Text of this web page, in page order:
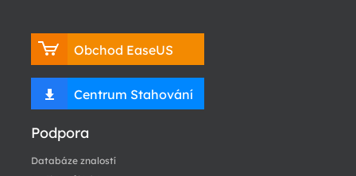
Obchod EaseUS
Centrum Stahování
Podpora
Databáze znalostí